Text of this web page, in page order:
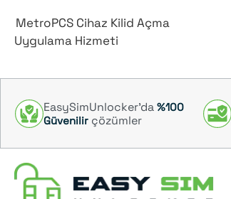
MetroPCS Cihaz Kilid Açma
Uygulama Hizmeti
EasySimUnlocker’da %100
Güvenilir çözümler